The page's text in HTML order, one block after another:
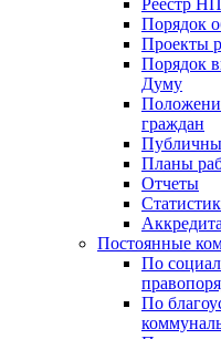
Реестр
Порядок
Проекты
Порядок
Думу
граждан
Планы
Отчеты
Постоянные
По
По